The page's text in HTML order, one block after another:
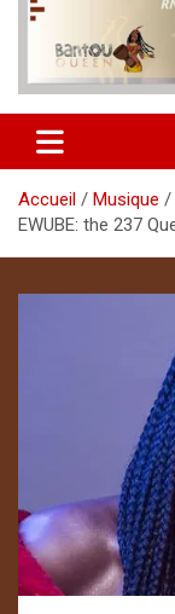
Accueil
Musique
EWUBE: the 237